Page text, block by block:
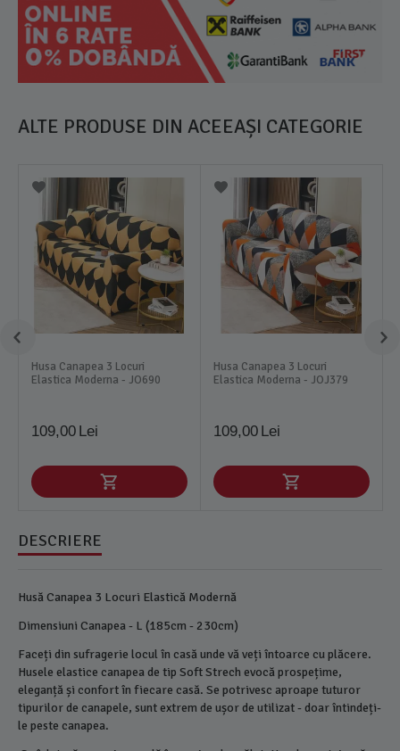
ALTE PRODUSE DIN ACEEAȘI CATEGORIE
Husa Canapea 3 Locuri
Elastica Moderna - JO690
109,00 Lei
Husa Canapea 3 Locuri
Elastica Moderna - JOJ379
109,00 Lei
DESCRIERE
Husă Canapea 3 Locuri Elastică Modernă
Dimensiuni Canapea - L (185cm - 230cm)
Faceți din sufragerie locul în casă unde vă veți întoarce cu plăcere.
Husele elastice canapea de tip Soft Strech evocă prospețime,
eleganță și confort în fiecare casă. Se potrivesc aproape tuturor
tipurilor de canapele, sunt extrem de ușor de utilizat - doar întindeți-
le peste canapea.